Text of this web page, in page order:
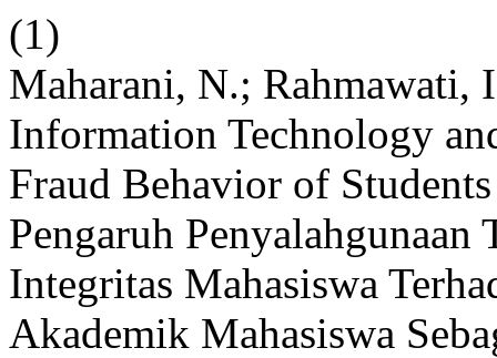
(1)
Maharani, N.; Rahmawati,
Information Technology
Fraud Behavior of
Pengaruh
Integritas Mahasiswa
Akademik Mahasiswa